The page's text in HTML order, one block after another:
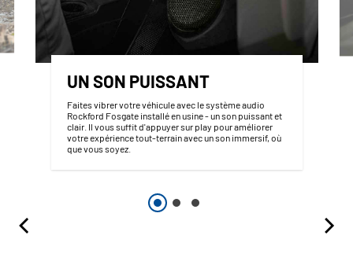
UN SON PUISSANT
Faites vibrer votre véhicule avec le système audio
Rockford Fosgate installé en usine - un son puissant et
clair. Il vous suffit d'appuyer sur play pour améliorer
votre expérience tout-terrain avec un son immersif, où
que vous soyez.